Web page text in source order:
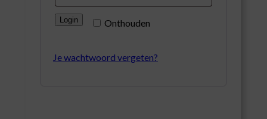
Onthouden
Login
Je wachtwoord vergeten?